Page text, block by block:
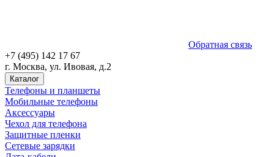
Обратная связь
+7 (495) 142 17 67
г. Москва, ул. Ивовая, д.2
Каталог
Телефоны и планшеты
Мобильные телефоны
Аксессуары
Чехол для телефона
Защитные пленки
Сетевые зарядки